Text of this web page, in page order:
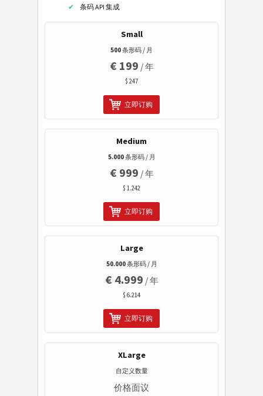
二维条码
GS1二维条码
银行和支付
移动标签
医疗保健条码
Event 条码
Wi-Fi 条码
条码 API 集成
Small
500条形码 / 月
€ 199 / 年
$ 247
立即订购
Medium
5.000条形码 / 月
€ 999 / 年
$ 1.242
立即订购
Large
50.000条形码 / 月
€ 4.999 / 年
$ 6.214
立即订购
XLarge
自定义数量
价格面议